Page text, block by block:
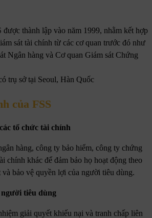
được thành lập vào năm 1999, nhằm kết hợp
sát tài chính từ các cơ quan trước đó như
Ngân hàng và Cơ quan Giám sát Chứng
trụ sở tại Seoul, Hàn Quốc
của FSS
tổ chức tài chính
hàng, công ty bảo hiểm, công ty chứng
chính khác để đảm bảo họ hoạt động theo
bảo vệ quyền lợi của người tiêu dùng.
tiêu dùng
giải quyết khiếu nại và tranh chấp liên